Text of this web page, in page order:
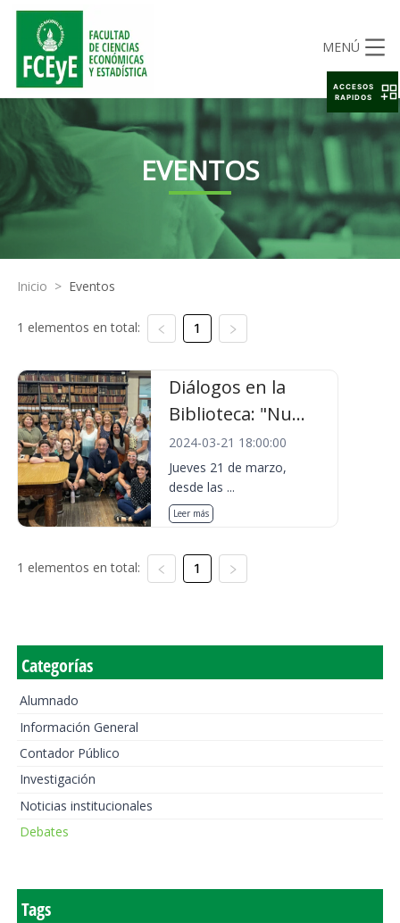
MENÚ
EVENTOS
Inicio > Eventos
1 elementos en total: 1
Diálogos en la
Biblioteca: "Nu...
2024-03-21 18:00:00
Jueves 21 de marzo,
desde las ...
Leer más
1 elementos en total: 1
Categorías
Alumnado
Información General
Contador Público
Investigación
Noticias institucionales
Debates
Tags
ACCESOS
RAPIDOS